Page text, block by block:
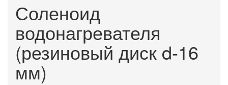
Соленоид
водонагревателя
(резиновый диск d-16
мм)